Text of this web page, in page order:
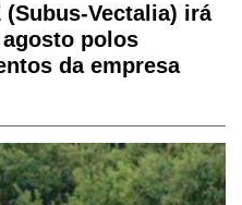
(Subus-Vectalia) irá
agosto polos
da empresa